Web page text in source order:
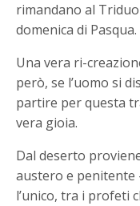
rimandano al
domenica di Pasqua.
Una vera ri-
però, se l’uomo si
partire per questa
vera gioia.
Dal deserto
austero e penitente
l’unico, tra i profeti